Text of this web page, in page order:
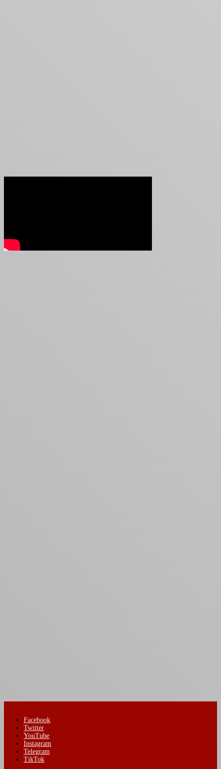
Facebook
Twitter
YouTube
Instagram
Telegram
TikTok